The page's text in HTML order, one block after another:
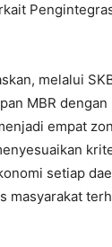
melalui
MBR
empat
setiap
masyarakat